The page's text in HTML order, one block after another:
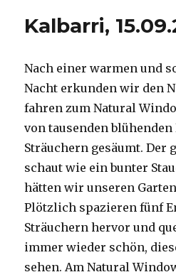
Kalbarri,
Nach einer warmen und
Nacht erkunden wir den
fahren zum Natural
von tausenden blühenden
Sträuchern gesäumt. Der
schaut wie ein bunter
hätten wir unseren
Plötzlich spazieren fünf
Sträuchern hervor und
immer wieder schön,
sehen. Am Natural